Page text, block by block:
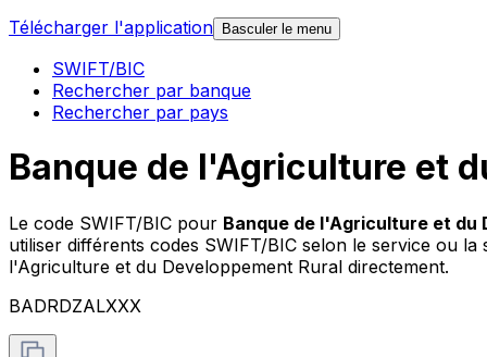
Télécharger l'application Basculer le menu
SWIFT/BIC
Rechercher par banque
Rechercher par pays
Banque de l'Agriculture et
Le code SWIFT/BIC pour Banque de l'Agriculture et du
utiliser différents codes SWIFT/BIC selon le service ou
l'Agriculture et du Developpement Rural directement.
BADRDZALXXX